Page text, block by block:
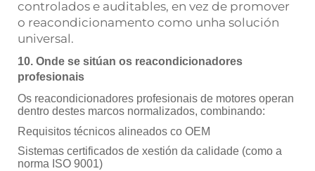
controlados e auditables, en vez de promover
o reacondicionamento como unha solución
universal.
10. Onde se sitúan os reacondicionadores
profesionais
Os reacondicionadores profesionais de motores operan
dentro destes marcos normalizados, combinando:
Requisitos técnicos alineados co OEM
Sistemas certificados de xestión da calidade (como a
norma ISO 9001)